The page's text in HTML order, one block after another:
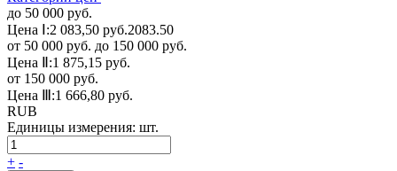
до 50 000 руб.
Цена Ⅰ:2 083,50 руб.2083.50
от 50 000 руб. до 150 000 руб.
Цена Ⅱ:1 875,15 руб.
от 150 000 руб.
Цена Ⅲ:1 666,80 руб.
RUB
Единицы измерения: шт.
+ -